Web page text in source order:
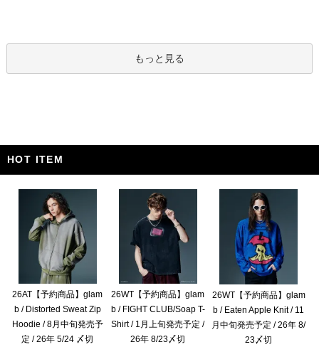
もっと見る
HOT ITEM
26AT【予約商品】glam
b / Distorted Sweat Zip
Hoodie / 8月中旬発売予
定 / 26年 5/24 〆切
26WT【予約商品】glam
b / FIGHT CLUB/Soap T-
Shirt / 1月上旬発売予定 /
26年 8/23〆切
26WT【予約商品】glam
b / Eaten Apple Knit / 11
月中旬発売予定 / 26年 8/
23〆切